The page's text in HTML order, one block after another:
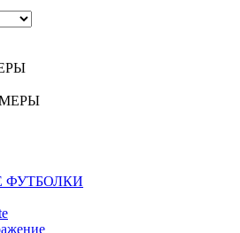
ФУТБОЛКИ